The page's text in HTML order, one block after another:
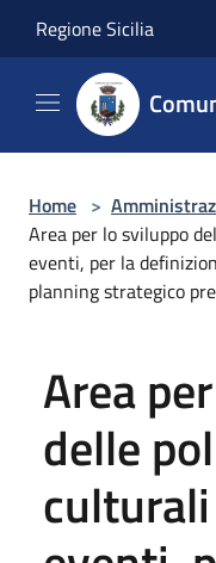
Regione Sicilia
Home >
Area per lo sviluppo
eventi, per la
planning strategico
Area
delle